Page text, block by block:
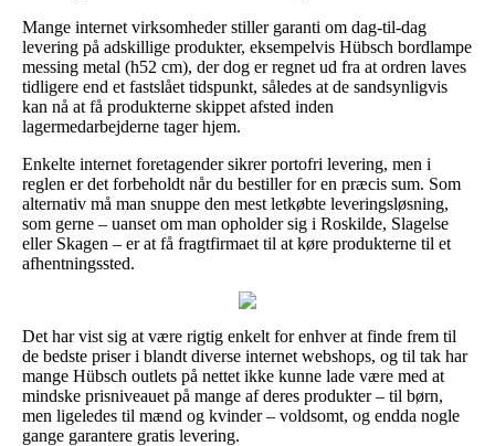
Mange internet virksomheder stiller garanti om dag-til-dag
levering på adskillige produkter, eksempelvis Hübsch bordlampe
messing metal (h52 cm), der dog er regnet ud fra at ordren laves
tidligere end et fastslået tidspunkt, således at de sandsynligvis
kan nå at få produkterne skippet afsted inden
lagermedarbejderne tager hjem.
Enkelte internet foretagender sikrer portofri levering, men i
reglen er det forbeholdt når du bestiller for en præcis sum. Som
alternativ må man snuppe den mest letkøbte leveringsløsning,
som gerne – uanset om man opholder sig i Roskilde, Slagelse
eller Skagen – er at få fragtfirmaet til at køre produkterne til et
afhentningssted.
Det har vist sig at være rigtig enkelt for enhver at finde frem til
de bedste priser i blandt diverse internet webshops, og til tak har
mange Hübsch outlets på nettet ikke kunne lade være med at
mindske prisniveauet på mange af deres produkter – til børn,
men ligeledes til mænd og kvinder – voldsomt, og endda nogle
gange garantere gratis levering.